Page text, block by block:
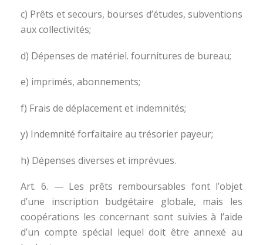
c) Prêts et secours, bourses d’études, subventions
aux collectivités;
d) Dépenses de matériel. fournitures de bureau;
e) imprimés, abonnements;
f) Frais de déplacement et indemnités;
y) Indemnité forfaitaire au trésorier payeur;
h) Dépenses diverses et imprévues.
Art. 6. — Les prêts remboursables font l’objet
d’une inscription budgétaire globale, mais les
coopérations les concernant sont suivies à l’aide
d’un compte spécial lequel doit être annexé au